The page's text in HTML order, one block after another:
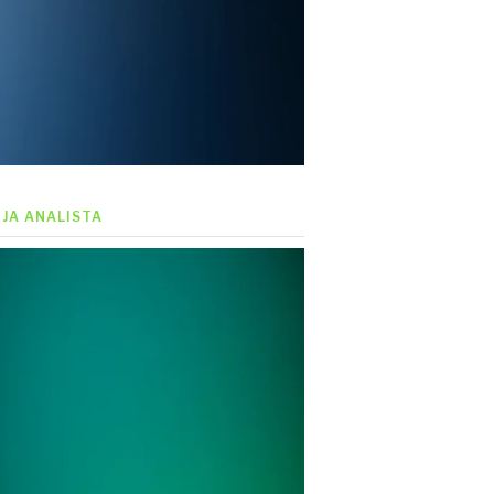
ANALISTA